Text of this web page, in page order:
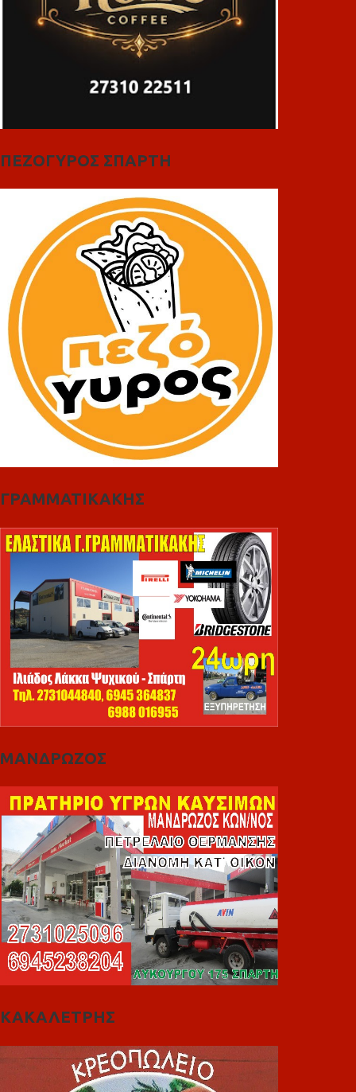
ΠΕΖΟΓΥΡΟΣ ΣΠΑΡΤΗ
ΓΡΑΜΜΑΤΙΚΑΚΗΣ
ΜΑΝΔΡΩΖΟΣ
ΚΑΚΑΛΕΤΡΗΣ